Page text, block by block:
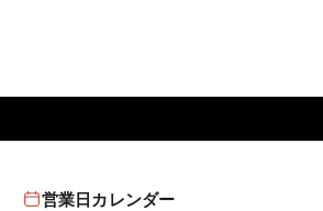
営業日カレンダー